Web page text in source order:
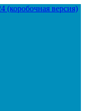
(коробочная версия)